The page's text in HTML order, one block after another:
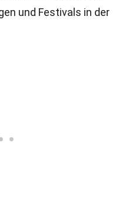
und Festivals in der